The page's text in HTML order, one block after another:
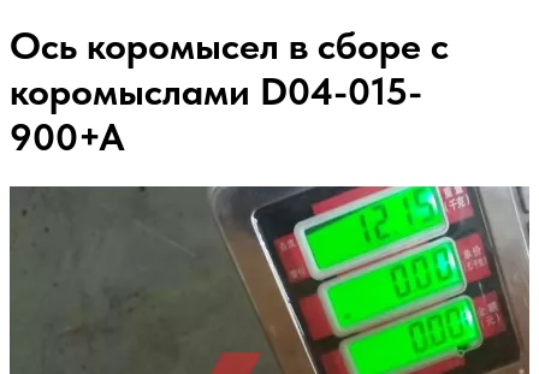
Ось коромысел в сборе с
коромыслами D04-015-
900+A